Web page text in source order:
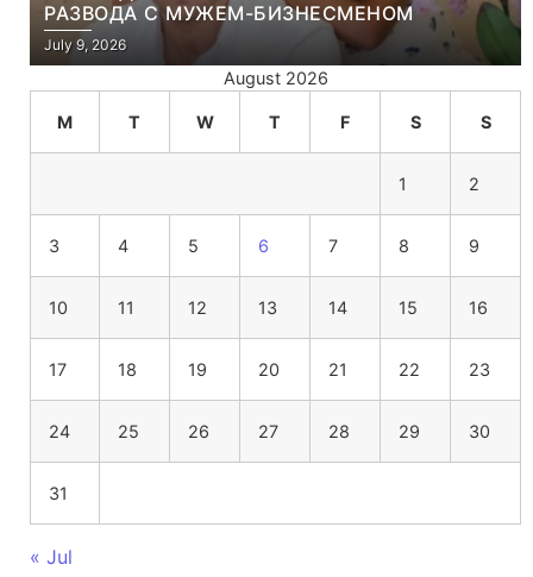
РАЗВОДА С МУЖЕМ-БИЗНЕСМЕНОМ
July 9, 2026
August 2026
M T W T F S S
1 2
3 4 5 6 7 8 9
10 11 12 13 14 15 16
17 18 19 20 21 22 23
24 25 26 27 28 29 30
31
« Jul